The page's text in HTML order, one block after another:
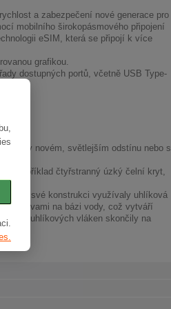
a zabezpečení nové generace pro
mobilního širokopásmového připojení
eSIM, která se připojí k více
grafikou.
dostupných portů, včetně USB Type-
v novém, světlejším odstínu nebo s
například čtyřstranný úzký čelní kryt,
ve své konstrukci využívaly uhlíková
barvami na bázi vody, což vytváří
liber uhlíkových vláken skončily na